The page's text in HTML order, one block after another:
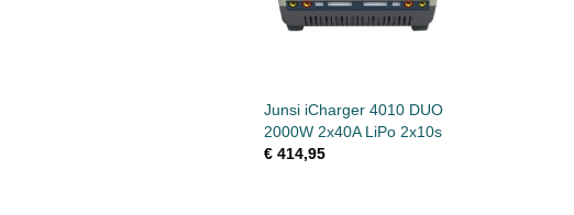
Junsi iCharger 4010 DUO
2000W 2x40A LiPo 2x10s
€ 414,95